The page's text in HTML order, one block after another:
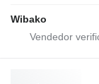
Wibako